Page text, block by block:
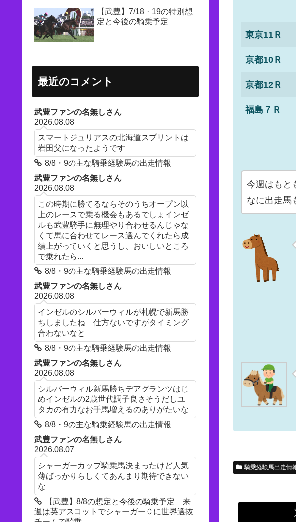
東京11Ｒ
京都10Ｒ
京都12Ｒ
福島７Ｒ
今週はもと
なに出走馬
騎乗経験馬出走情
【武豊】7/18・19の特別想
定と今後の騎乗予定
最近のコメント
武豊ファンの名無しさん
2026.08.08
スマートジュリアスの北海道スプリントは
岩田父になったようです
8/8・9の主な騎乗経験馬の出走情報
武豊ファンの名無しさん
2026.08.08
この時期に勝てるならそのうちオープン以
上のレースで乗る機会もあるでしょインゼ
ルも武豊騎手に無理やり合わせるんじゃな
くて馬に合わせてレース選んでくれたら成
績上がっていくと思うし、おいしいところ
で乗れたら...
8/8・9の主な騎乗経験馬の出走情報
武豊ファンの名無しさん
2026.08.08
インゼルのシルバーウィルが札幌で新馬勝
ちしましたね 仕方ないですがタイミング
合わないなと
8/8・9の主な騎乗経験馬の出走情報
武豊ファンの名無しさん
2026.08.08
シルバーウィル新馬勝ちデアグランツはじ
めインゼルの2歳世代調子良さそうだしユ
タカの有力なお手馬増えるのありがたいな
8/8・9の主な騎乗経験馬の出走情報
武豊ファンの名無しさん
2026.08.07
シャーガーカップ騎乗馬決まったけど人気
薄ばっかりらしくてあんまり期待できない
な
【武豊】8/8の想定と今後の騎乗予定 来
週は英アスコットでシャーガーＣに世界選抜